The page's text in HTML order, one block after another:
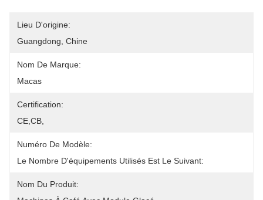
Lieu D'origine:
Guangdong, Chine
Nom De Marque:
Macas
Certification:
CE,CB,
Numéro De Modèle:
Le Nombre D'équipements Utilisés Est Le Suivant:
Nom Du Produit: